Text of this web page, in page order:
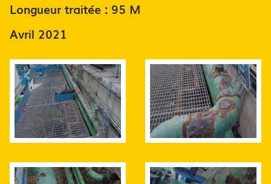
Longueur traitée : 95 M
Avril 2021